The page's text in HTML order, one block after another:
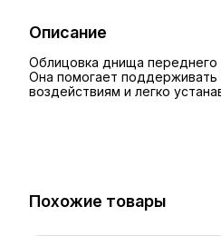
Описание
Облицовка днища переднего
Она помогает поддерживать
воздействиям и легко
Похожие товары